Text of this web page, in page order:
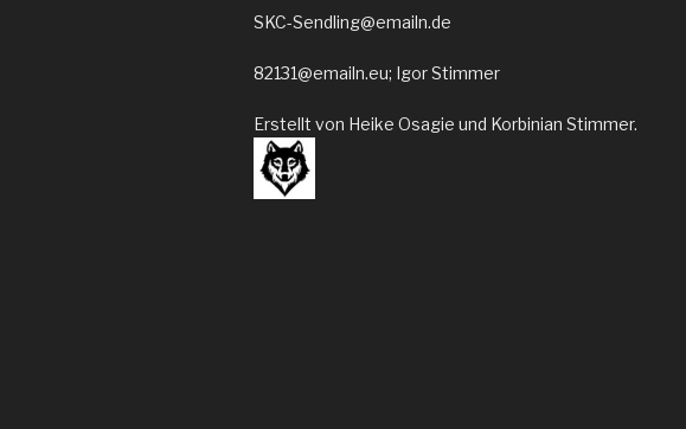
SKC-Sendling@emailn.de
82131@emailn.eu; Igor Stimmer
Erstellt von Heike Osagie und Korbinian Stimmer.